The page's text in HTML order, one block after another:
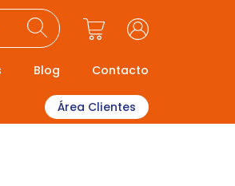
Blog Contacto
Área Clientes